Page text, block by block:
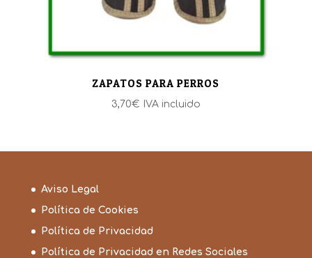
ZAPATOS PARA PERROS
3,70€ IVA incluido
Aviso Legal
Política de Cookies
Política de Privacidad
Política de Privacidad en Redes Sociales